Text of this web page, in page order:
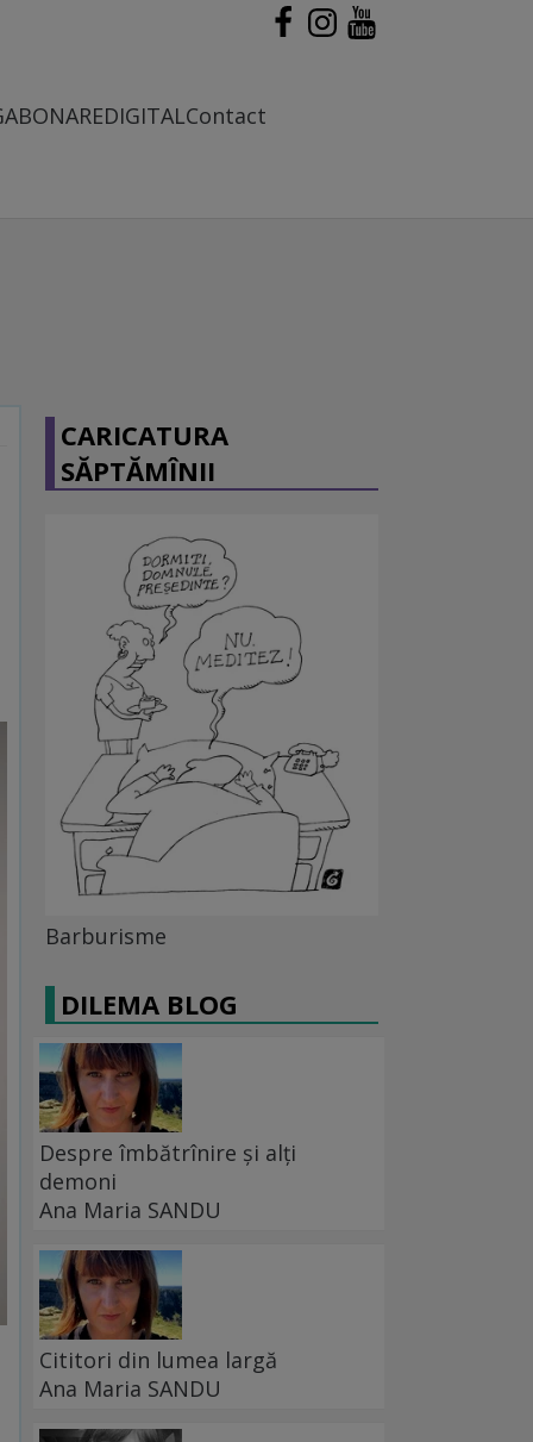
ABONAREDIGITALContact
CARICATURA
SĂPTĂMÎNII
Barburisme
DILEMA BLOG
Despre îmbătrînire și alți
demoni
Ana Maria SANDU
Cititori din lumea largă
Ana Maria SANDU